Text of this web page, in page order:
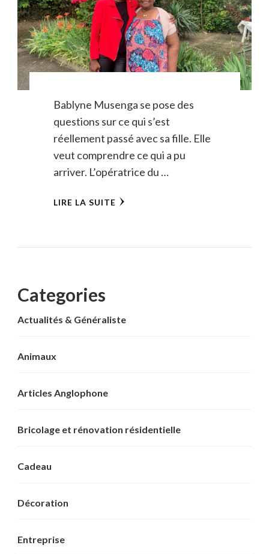
Bablyne Musenga se pose des
questions sur ce qui s’est
réellement passé avec sa fille. Elle
veut comprendre ce qui a pu
arriver. L’opératrice du …
LIRE LA SUITE
Categories
Actualités & Généraliste
Animaux
Articles Anglophone
Bricolage et rénovation résidentielle
Cadeau
Décoration
Entreprise